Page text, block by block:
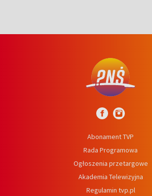
Abonament TVP
Rada Programowa
Ogłoszenia przetargowe
Akademia Telewizyjna
Regulamin tvp.pl